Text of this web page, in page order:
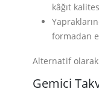
kâğıt
formadan
Alternatif olarak
Gemici
Katalog Çalışması
Yapılmaması
Read More